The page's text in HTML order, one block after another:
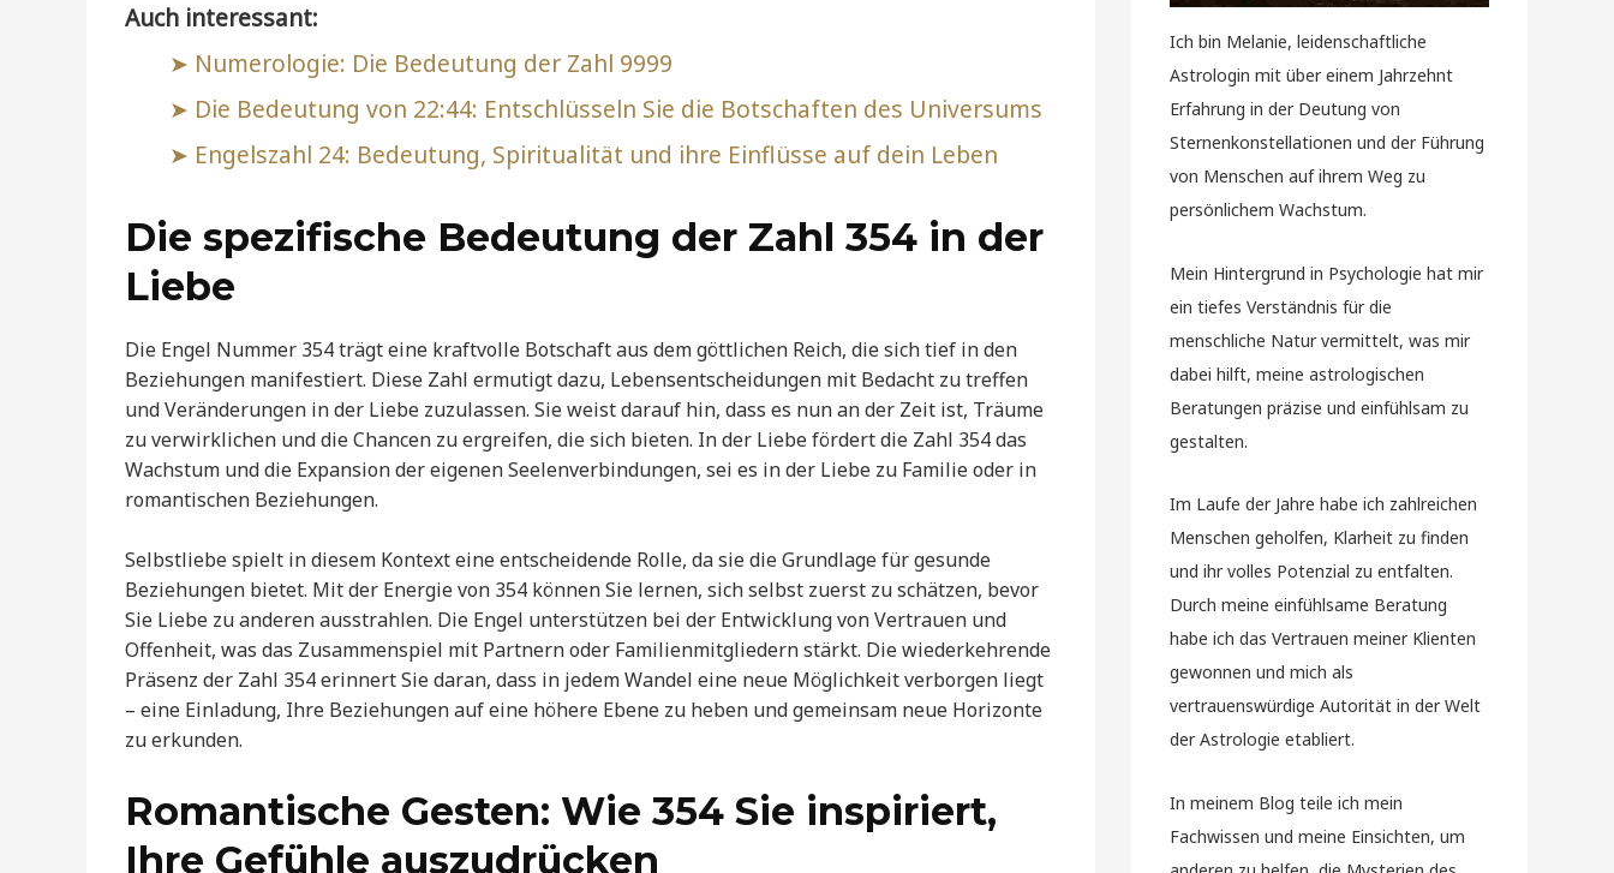
Auch interessant:
Numerologie: Die Bedeutung der Zahl 9999
Die Bedeutung von 22:44: Entschlüsseln Sie die Botschaften des Universums
Engelszahl 24: Bedeutung, Spiritualität und ihre Einflüsse auf dein Leben
Die spezifische Bedeutung der Zahl 354 in der
Liebe
Die Engel Nummer 354 trägt eine kraftvolle Botschaft aus dem göttlichen Reich, die sich tief in den
Beziehungen manifestiert. Diese Zahl ermutigt dazu, Lebensentscheidungen mit Bedacht zu treffen
und Veränderungen in der Liebe zuzulassen. Sie weist darauf hin, dass es nun an der Zeit ist, Träume
zu verwirklichen und die Chancen zu ergreifen, die sich bieten. In der Liebe fördert die Zahl 354 das
Wachstum und die Expansion der eigenen Seelenverbindungen, sei es in der Liebe zu Familie oder in
romantischen Beziehungen.
Selbstliebe spielt in diesem Kontext eine entscheidende Rolle, da sie die Grundlage für gesunde
Beziehungen bietet. Mit der Energie von 354 können Sie lernen, sich selbst zuerst zu schätzen, bevor
Sie Liebe zu anderen ausstrahlen. Die Engel unterstützen bei der Entwicklung von Vertrauen und
Offenheit, was das Zusammenspiel mit Partnern oder Familienmitgliedern stärkt. Die wiederkehrende
Präsenz der Zahl 354 erinnert Sie daran, dass in jedem Wandel eine neue Möglichkeit verborgen liegt
– eine Einladung, Ihre Beziehungen auf eine höhere Ebene zu heben und gemeinsam neue Horizonte
zu erkunden.
Romantische Gesten: Wie 354 Sie inspiriert,
Ihre Gefühle auszudrücken
Ich bin Melanie, leidenschaftliche
Astrologin mit über einem Jahrzehnt
Erfahrung in der Deutung von
Sternenkonstellationen und der Führung
von Menschen auf ihrem Weg zu
persönlichem Wachstum.
Mein Hintergrund in Psychologie hat mir
ein tiefes Verständnis für die
menschliche Natur vermittelt, was mir
dabei hilft, meine astrologischen
Beratungen präzise und einfühlsam zu
gestalten.
Im Laufe der Jahre habe ich zahlreichen
Menschen geholfen, Klarheit zu finden
und ihr volles Potenzial zu entfalten.
Durch meine einfühlsame Beratung
habe ich das Vertrauen meiner Klienten
gewonnen und mich als
vertrauenswürdige Autorität in der Welt
der Astrologie etabliert.
In meinem Blog teile ich mein
Fachwissen und meine Einsichten, um